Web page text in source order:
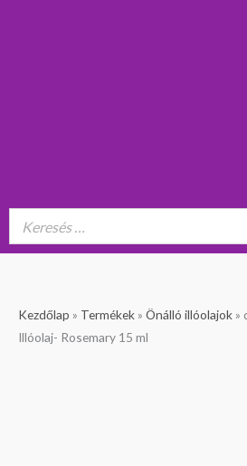
Kezdőlap » Termékek » Önálló illóolajok »
Illóolaj- Rosemary 15 ml
doTERRA
Rozmaring